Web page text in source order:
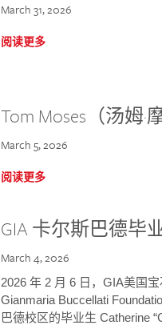
March 31, 2026
阅读更多
Tom Moses（汤姆
March 5, 2026
阅读更多
GIA 卡尔斯巴德毕
March 4, 2026
2026 年 2 月 6 日，GIA美国
Gianmaria Buccellati
巴德校区的毕业生 Catherine